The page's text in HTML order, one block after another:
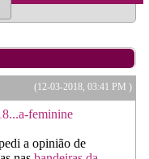
(12-03-2018, 03:41 PM )
feminine
a opinião de